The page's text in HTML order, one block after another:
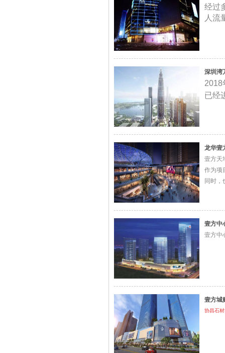
经过
人流
深圳湾
2018
已经
龙华壹
壹方天
作为项
同时，
壹方中
壹方中
壹方城
协昌石